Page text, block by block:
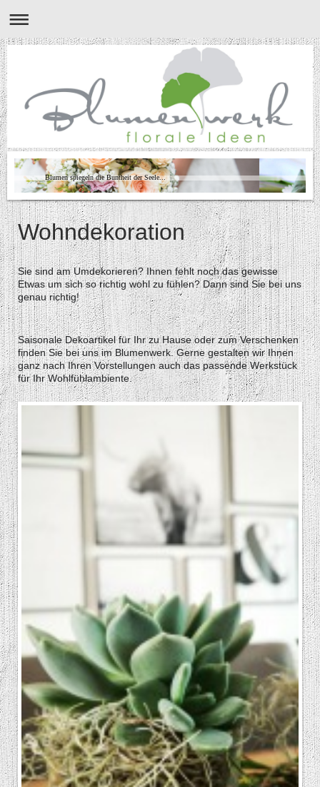
Blumen spiegeln die Buntheit der Seele...
Wohndekoration
Sie sind am Umdekorieren? Ihnen fehlt noch das gewisse
Etwas um sich so richtig wohl zu fühlen? Dann sind Sie bei uns
genau richtig!
Saisonale Dekoartikel für Ihr zu Hause oder zum Verschenken
finden Sie bei uns im Blumenwerk. Gerne gestalten wir Ihnen
ganz nach Ihren Vorstellungen auch das passende Werkstück
für Ihr Wohlfühlambiente.